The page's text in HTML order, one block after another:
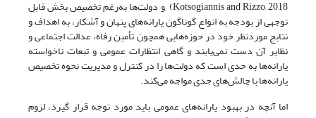
Kotsogiannis and Rizzo, 2018) و دولت‌ها به‌رغم تخصیص بخش قابل
توجهی از بودجه به انواع گوناگون یارانه‌های پنهان و آشکار، به اهداف و
نتایج موردنظر خود در حوزه‌هایی همچون تأمین رفاه، عدالت اجتماعی و
نظایر آن دست نمی‌یابند و گاهی انتظارات عمومی و تبعات ناخواسته
یارانه‌ها به حدی است که دولت‌ها را در کنترل و مدیریت نحوه تخصیص
یارانه‌ها با چالش‌های جدی مواجه می‌کند.
اما آنچه در بهبود یارانه‌های عمومی باید مورد توجه قرار گیرد، لزوم